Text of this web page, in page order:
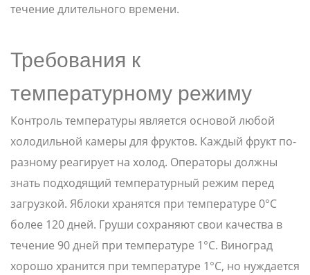
течение длительного времени.
Требования к
температурному режиму
Контроль температуры является основой любой
холодильной камеры для фруктов. Каждый фрукт по-
разному реагирует на холод. Операторы должны
знать подходящий температурный режим перед
загрузкой. Яблоки хранятся при температуре 0°C
более 120 дней. Груши сохраняют свои качества в
течение 90 дней при температуре 1°C. Виноград
хорошо хранится при температуре 1°C, но нуждается